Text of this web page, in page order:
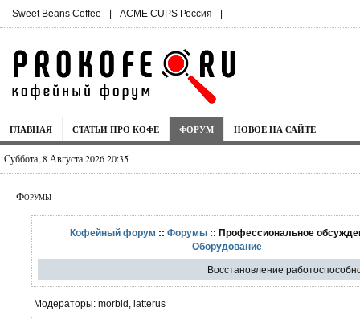
Sweet Beans Coffee | ACME CUPS Россия |
ГЛАВНАЯ СТАТЬИ ПРО КОФЕ ФОРУМ НОВОЕ НА САЙТЕ
Суббота, 8 Августа 2026 20:35
Форумы
Кофейный форум ::Форумы :: Профессиональное
Оборудование
Восстановление
Модераторы: morbid, latterus